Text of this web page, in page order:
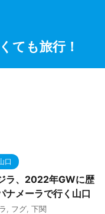
ても旅行！
口
ラ、2022年GWに歴
ナメーラで行く山口
フグ 下関